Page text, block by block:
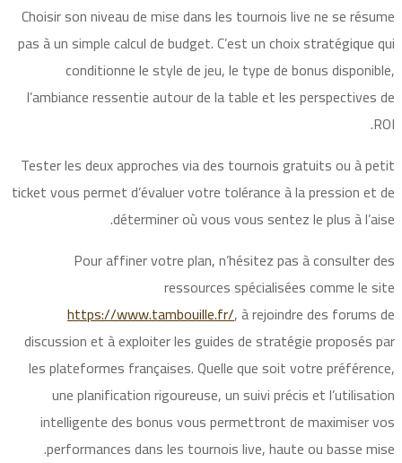
Choisir son niveau de mise dans les tournois live ne se résume
pas à un simple calcul de budget. C’est un choix stratégique qui
conditionne le style de jeu, le type de bonus disponible,
l’ambiance ressentie autour de la table et les perspectives de
ROI.
Tester les deux approches via des tournois gratuits ou à petit
ticket vous permet d’évaluer votre tolérance à la pression et de
déterminer où vous vous sentez le plus à l’aise.
Pour affiner votre plan, n’hésitez pas à consulter des
ressources spécialisées comme le site
https://www.tambouille.fr/, à rejoindre des forums de
discussion et à exploiter les guides de stratégie proposés par
les plateformes françaises. Quelle que soit votre préférence,
une planification rigoureuse, un suivi précis et l’utilisation
intelligente des bonus vous permettront de maximiser vos
performances dans les tournois live, haute ou basse mise.